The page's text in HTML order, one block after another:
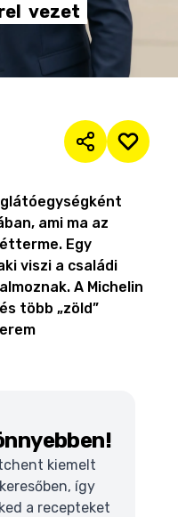
vezet
ami ma az
Egy
viszi a családi
A Michelin
több „zöld”
kiemelt
így
a recepteket